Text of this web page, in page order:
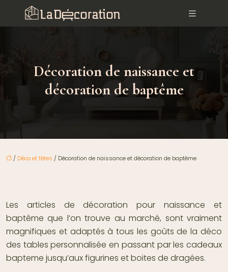
Décoration de naissance et
décoration de baptême
/ Déco et fêtes / Décoration de naissance et décoration de baptême
Les articles de décoration pour naissance et
baptême que l’on trouve au marché, sont vraiment
magnifiques et adaptés à tous les goûts de la déco
des tables personnalisée en passant par lescadeaux
bapteme jusqu’aux figurines et boites de dragées.